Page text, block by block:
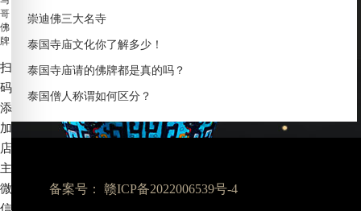
崇迪佛三大名寺
泰国寺庙文化你了解多少！
泰国寺庙请的佛牌都是真的吗？
泰国僧人称谓如何区分？
备案号： 赣ICP备2022006539号-4
扫
码
添
加
店
主
微
信